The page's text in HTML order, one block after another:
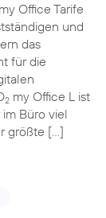
Office Tarife
und
das
für die
2my Office L ist
Büro viel
größte […]